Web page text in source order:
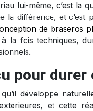
lui-même, c’est la
différence, et c’est
de braseros
la fois techniques,
pour durer
développe
et cette